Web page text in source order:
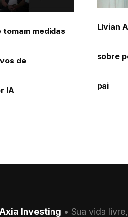
tomam medidas
de
IA
Lívian
sobre
pai
Axia Investing • Sua vida